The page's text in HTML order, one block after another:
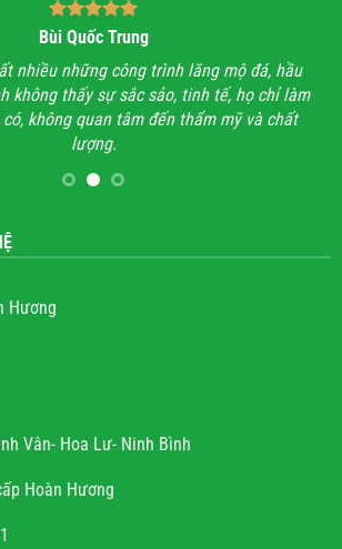
Bùi Quốc Trung
nhiều những công trình lăng mộ đá, hầu
không thấy sự sắc sảo, tinh tế, họ chỉ làm
không quan tâm đến thẩm mỹ và chất
lượng.
Hương
Vân- Hoa Lư- Ninh Bình
Hoàn Hương